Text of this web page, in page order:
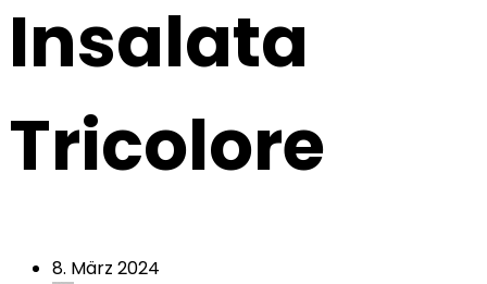
Insalata
Tricolore
8. März 2024